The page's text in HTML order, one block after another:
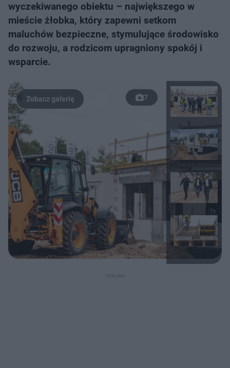
wyczekiwanego obiektu – największego w
mieście żłobka, który zapewni setkom
maluchów bezpieczne, stymulujące środowisko
do rozwoju, a rodzicom upragniony spokój i
wsparcie.
7